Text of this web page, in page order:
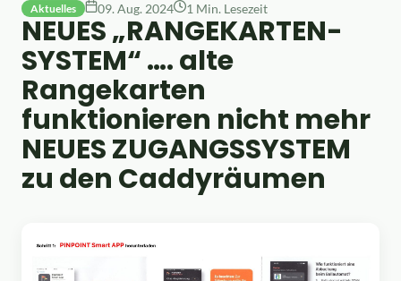
Aktuelles 09. Aug. 2024 1 Min. Lesezeit
NEUES „RANGEKARTEN-
SYSTEM“ …. alte
Rangekarten
funktionieren nicht mehr
NEUES ZUGANGSSYSTEM
zu den Caddyräumen